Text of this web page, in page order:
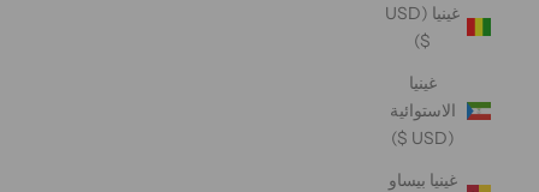
غينيا (USD
$)
غينيا
الاستوائية
(USD $)
غينيا بيساو